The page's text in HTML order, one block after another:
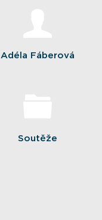
Adéla Fáberová
Soutěže